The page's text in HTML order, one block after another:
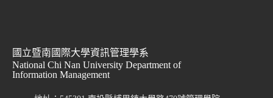
國立暨南國際大學資訊管理學系
National Chi Nan University Department of
Information Management